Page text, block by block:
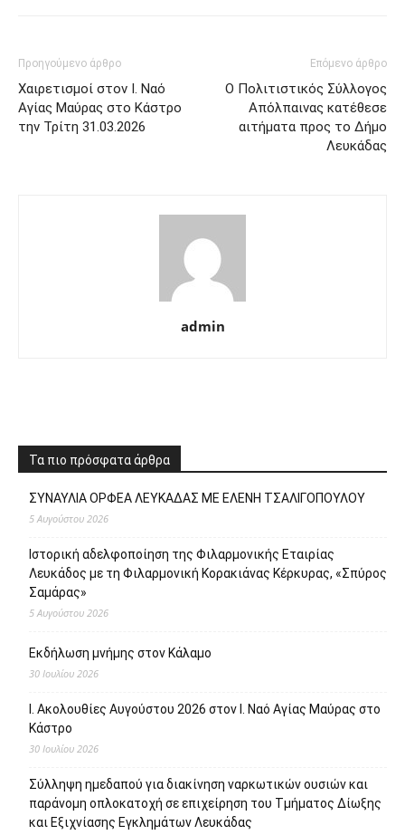
Προηγούμενο άρθρο
Χαιρετισμοί στον Ι. Ναό
Αγίας Μαύρας στο Κάστρο
την Τρίτη 31.03.2026
Επόμενο άρθρο
Ο Πολιτιστικός Σύλλογος
Απόλπαινας κατέθεσε
αιτήματα προς το Δήμο
Λευκάδας
admin
Τα πιο πρόσφατα άρθρα
ΣΥΝΑΥΛΙΑ ΟΡΦΕΑ ΛΕΥΚΑΔΑΣ ΜΕ ΕΛΕΝΗ ΤΣΑΛΙΓΟΠΟΥΛΟΥ
5 Αυγούστου 2026
Ιστορική αδελφοποίηση της Φιλαρμονικής Εταιρίας
Λευκάδος με τη Φιλαρμονική Κορακιάνας Κέρκυρας, «Σπύρος
Σαμάρας»
5 Αυγούστου 2026
Εκδήλωση μνήμης στον Κάλαμο
30 Ιουλίου 2026
Ι. Ακολουθίες Αυγούστου 2026 στον Ι. Ναό Αγίας Μαύρας στο
Κάστρο
30 Ιουλίου 2026
Σύλληψη ημεδαπού για διακίνηση ναρκωτικών ουσιών και
παράνομη οπλοκατοχή σε επιχείρηση του Τμήματος Δίωξης
και Εξιχνίασης Εγκλημάτων Λευκάδας